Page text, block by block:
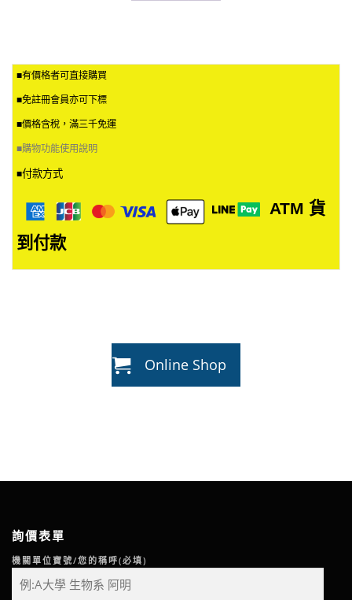
■有價格者可直接購買
■免註冊會員亦可下標
■價格含稅，滿三千免運
■購物功能使用說明
■付款方式
ATM 貨
到付款
Online Shop
詢價表單
機關單位寶號/您的稱呼(必填)